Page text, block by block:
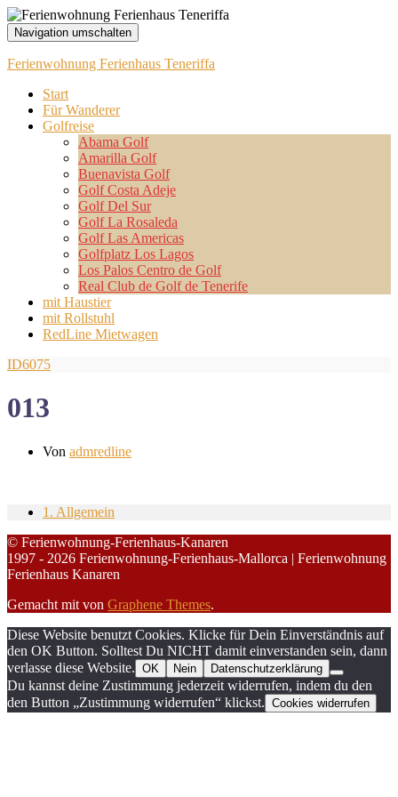
Navigation umschalten
Ferienwohnung Ferienhaus Teneriffa
Start
Für Wanderer
Golfreise
Abama Golf
Amarilla Golf
Buenavista Golf
Golf Costa Adeje
Golf Del Sur
Golf La Rosaleda
Golf Las Americas
Golfplatz Los Lagos
Los Palos Centro de Golf
Real Club de Golf de Tenerife
mit Haustier
mit Rollstuhl
RedLine Mietwagen
ID6075
013
Von admredline
1. Allgemein
© Ferienwohnung-Ferienhaus-Kanaren
1997 - 2026 Ferienwohnung-Ferienhaus-Mallorca | Ferienwohnung
Ferienhaus Kanaren
Gemacht mit von Graphene Themes.
Diese Website benutzt Cookies. Klicke für Dein Einverständnis auf
den OK Button. Solltest Du NICHT damit einverstanden sein, dann
verlasse diese Website. OK Nein Datenschutzerklärung
Du kannst deine Zustimmung jederzeit widerrufen, indem du den
den Button „Zustimmung widerrufen“ klickst. Cookies widerrufen